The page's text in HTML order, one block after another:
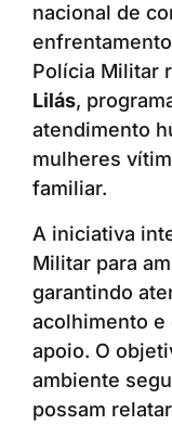
nacional de
Polícia Militar
Lilás,
atendimento
mulheres
familiar.
A iniciativa
Militar para
garantindo
acolhimento e
apoio. O
ambiente
possam